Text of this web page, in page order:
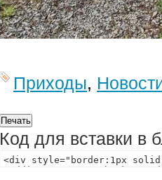
Приходы,
Код для вставки в